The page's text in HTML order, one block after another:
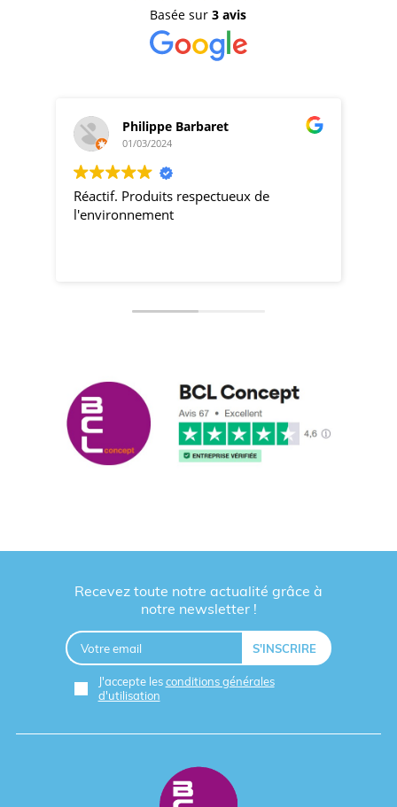
Basée sur3 avis
Philippe Barbaret
01/03/2024
Réactif. Produits respectueux de
l'environnement
Recevez toute notre actualité grâce à
notre newsletter !
J'accepte lesconditions générales
d'utilisation